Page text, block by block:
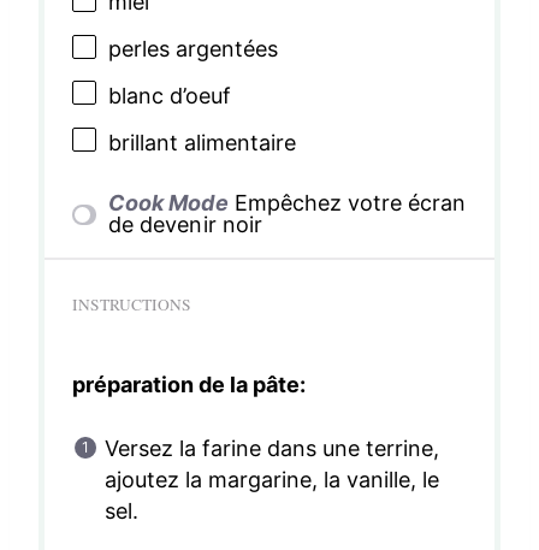
perles argentées
blanc d’oeuf
brillant alimentaire
Cook Mode Empêchez votre écran
de devenir noir
INSTRUCTIONS
préparation de la pâte:
Versez la farine dans une terrine,
ajoutez la margarine, la vanille, le
sel.